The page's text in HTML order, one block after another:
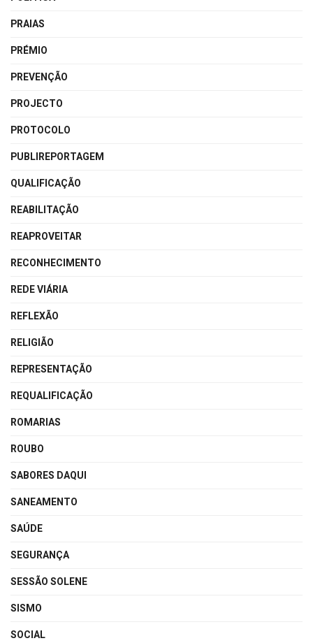
PRAIAS
PRÉMIO
PREVENÇÃO
PROJECTO
PROTOCOLO
PUBLIREPORTAGEM
QUALIFICAÇÃO
REABILITAÇÃO
REAPROVEITAR
RECONHECIMENTO
REDE VIÁRIA
REFLEXÃO
RELIGIÃO
REPRESENTAÇÃO
REQUALIFICAÇÃO
ROMARIAS
ROUBO
SABORES DAQUI
SANEAMENTO
SAÚDE
SEGURANÇA
SESSÃO SOLENE
SISMO
SOCIAL